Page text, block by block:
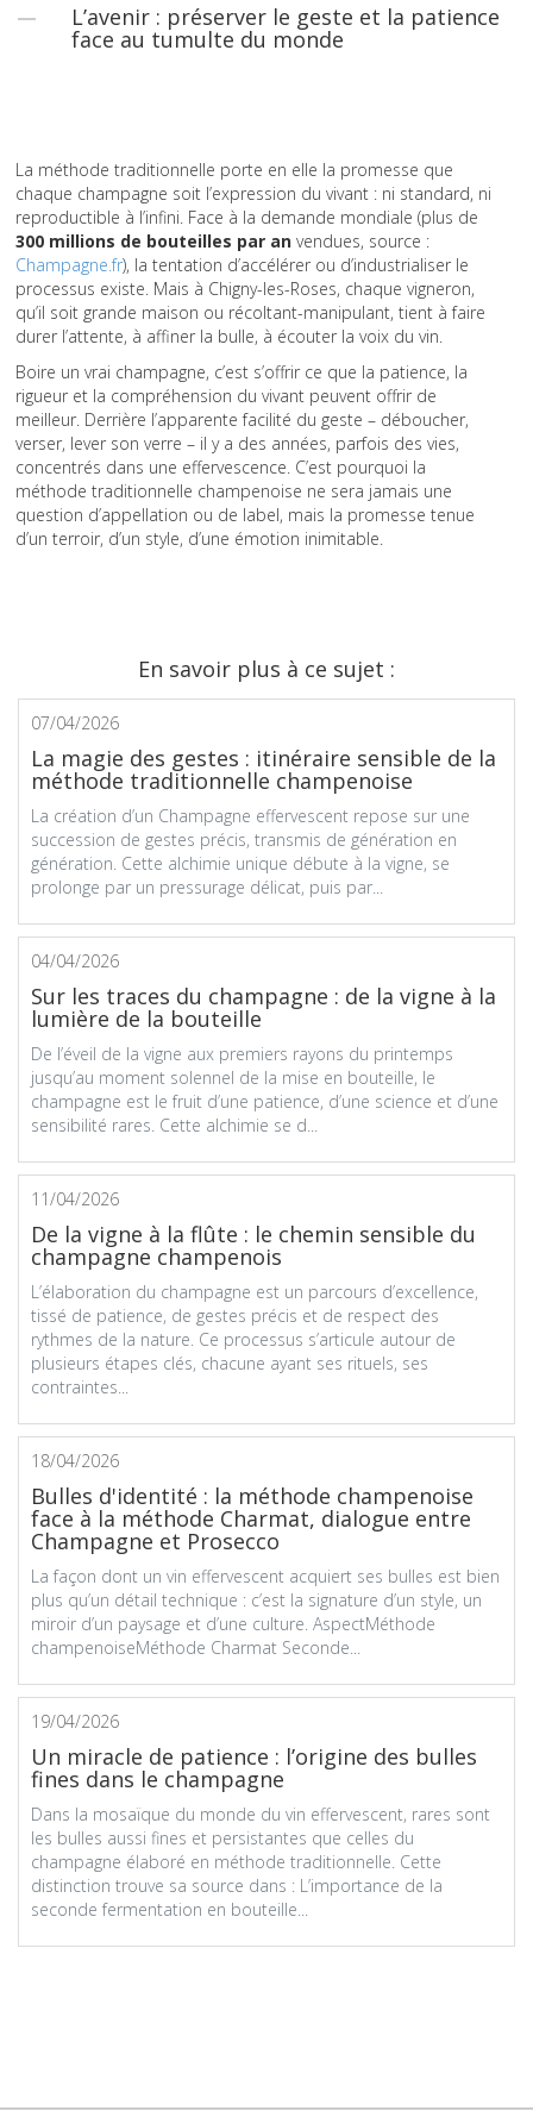
L’avenir : préserver le geste et la patience
face au tumulte du monde
La méthode traditionnelle porte en elle la promesse que
chaque champagne soit l’expression du vivant : ni standard, ni
reproductible à l’infini. Face à la demande mondiale (plus de
300 millions de bouteilles par an vendues, source :
Champagne.fr), la tentation d’accélérer ou d’industrialiser le
processus existe. Mais à Chigny-les-Roses, chaque vigneron,
qu’il soit grande maison ou récoltant-manipulant, tient à faire
durer l’attente, à affiner la bulle, à écouter la voix du vin.
Boire un vrai champagne, c’est s’offrir ce que la patience, la
rigueur et la compréhension du vivant peuvent offrir de
meilleur. Derrière l’apparente facilité du geste – déboucher,
verser, lever son verre – il y a des années, parfois des vies,
concentrés dans une effervescence. C’est pourquoi la
méthode traditionnelle champenoise ne sera jamais une
question d’appellation ou de label, mais la promesse tenue
d’un terroir, d’un style, d’une émotion inimitable.
En savoir plus à ce sujet :
07/04/2026
La magie des gestes : itinéraire sensible de la
méthode traditionnelle champenoise
La création d’un Champagne effervescent repose sur une
succession de gestes précis, transmis de génération en
génération. Cette alchimie unique débute à la vigne, se
prolonge par un pressurage délicat, puis par...
04/04/2026
Sur les traces du champagne : de la vigne à la
lumière de la bouteille
De l’éveil de la vigne aux premiers rayons du printemps
jusqu’au moment solennel de la mise en bouteille, le
champagne est le fruit d’une patience, d’une science et d’une
sensibilité rares. Cette alchimie se d...
11/04/2026
De la vigne à la flûte : le chemin sensible du
champagne champenois
L’élaboration du champagne est un parcours d’excellence,
tissé de patience, de gestes précis et de respect des
rythmes de la nature. Ce processus s’articule autour de
plusieurs étapes clés, chacune ayant ses rituels, ses
contraintes...
18/04/2026
Bulles d'identité : la méthode champenoise
face à la méthode Charmat, dialogue entre
Champagne et Prosecco
La façon dont un vin effervescent acquiert ses bulles est bien
plus qu’un détail technique : c’est la signature d’un style, un
miroir d’un paysage et d’une culture. AspectMéthode
champenoiseMéthode Charmat Seconde...
19/04/2026
Un miracle de patience : l’origine des bulles
fines dans le champagne
Dans la mosaïque du monde du vin effervescent, rares sont
les bulles aussi fines et persistantes que celles du
champagne élaboré en méthode traditionnelle. Cette
distinction trouve sa source dans : L’importance de la
seconde fermentation en bouteille...